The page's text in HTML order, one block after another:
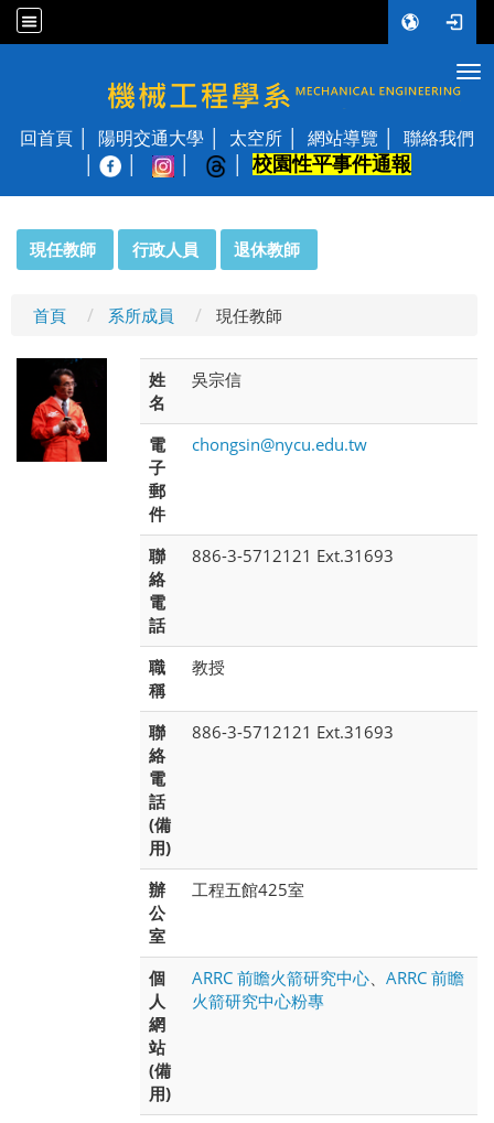
國立陽明交通大學 機械工程學系
回首頁 陽明交通大學 太空所 網站導覽
聯絡我們
校園性平事件通報
現任教師 行政人員 退休教師
首頁 系所成員 現任教師
姓
名
吳宗信
電
子
郵
件
chongsin@nycu.edu.tw
聯
絡
電
話
886-3-5712121 Ext.31693
職
稱
教授
聯
絡
電
話
(備
用)
886-3-5712121 Ext.31693
辦
公
室
工程五館425室
個
人
網
站
(備
用)
ARRC 前瞻火箭研究中心、 ARRC 前瞻
火箭研究中心粉專